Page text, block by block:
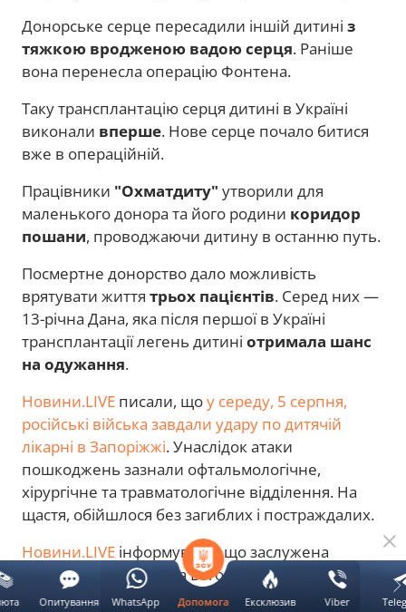
Донорське серце пересадили іншій дитині з
тяжкою вродженою вадою серця. Раніше
вона перенесла операцію Фонтена.
Таку трансплантацію серця дитині в Україні
виконали вперше. Нове серце почало битися
вже в операційній.
Працівники "Охматдиту" утворили для
маленького донора та його родини коридор
пошани, проводжаючи дитину в останню путь.
Посмертне донорство дало можливість
врятувати життя трьох пацієнтів. Серед них —
13-річна Дана, яка після першої в Україні
трансплантації легень дитині отримала шанс
на одужання.
Новини.LIVE писали, щоу середу, 5 серпня,
російські війська завдали удару по дитячій
лікарні в Запоріжжі. Унаслідок атаки
пошкоджень зазнали офтальмологічне,
хірургічне та травматологічне відділення. На
щастя, обійшлося без загиблих і постраждалих.
Новини.LIVE інформували, що заслужена
лікарка України Ольга Богомолець зазначила,
щоукраїнська медицина тримається передусім
Допомога Ексклюзив Viber
Опитування WhatsApp